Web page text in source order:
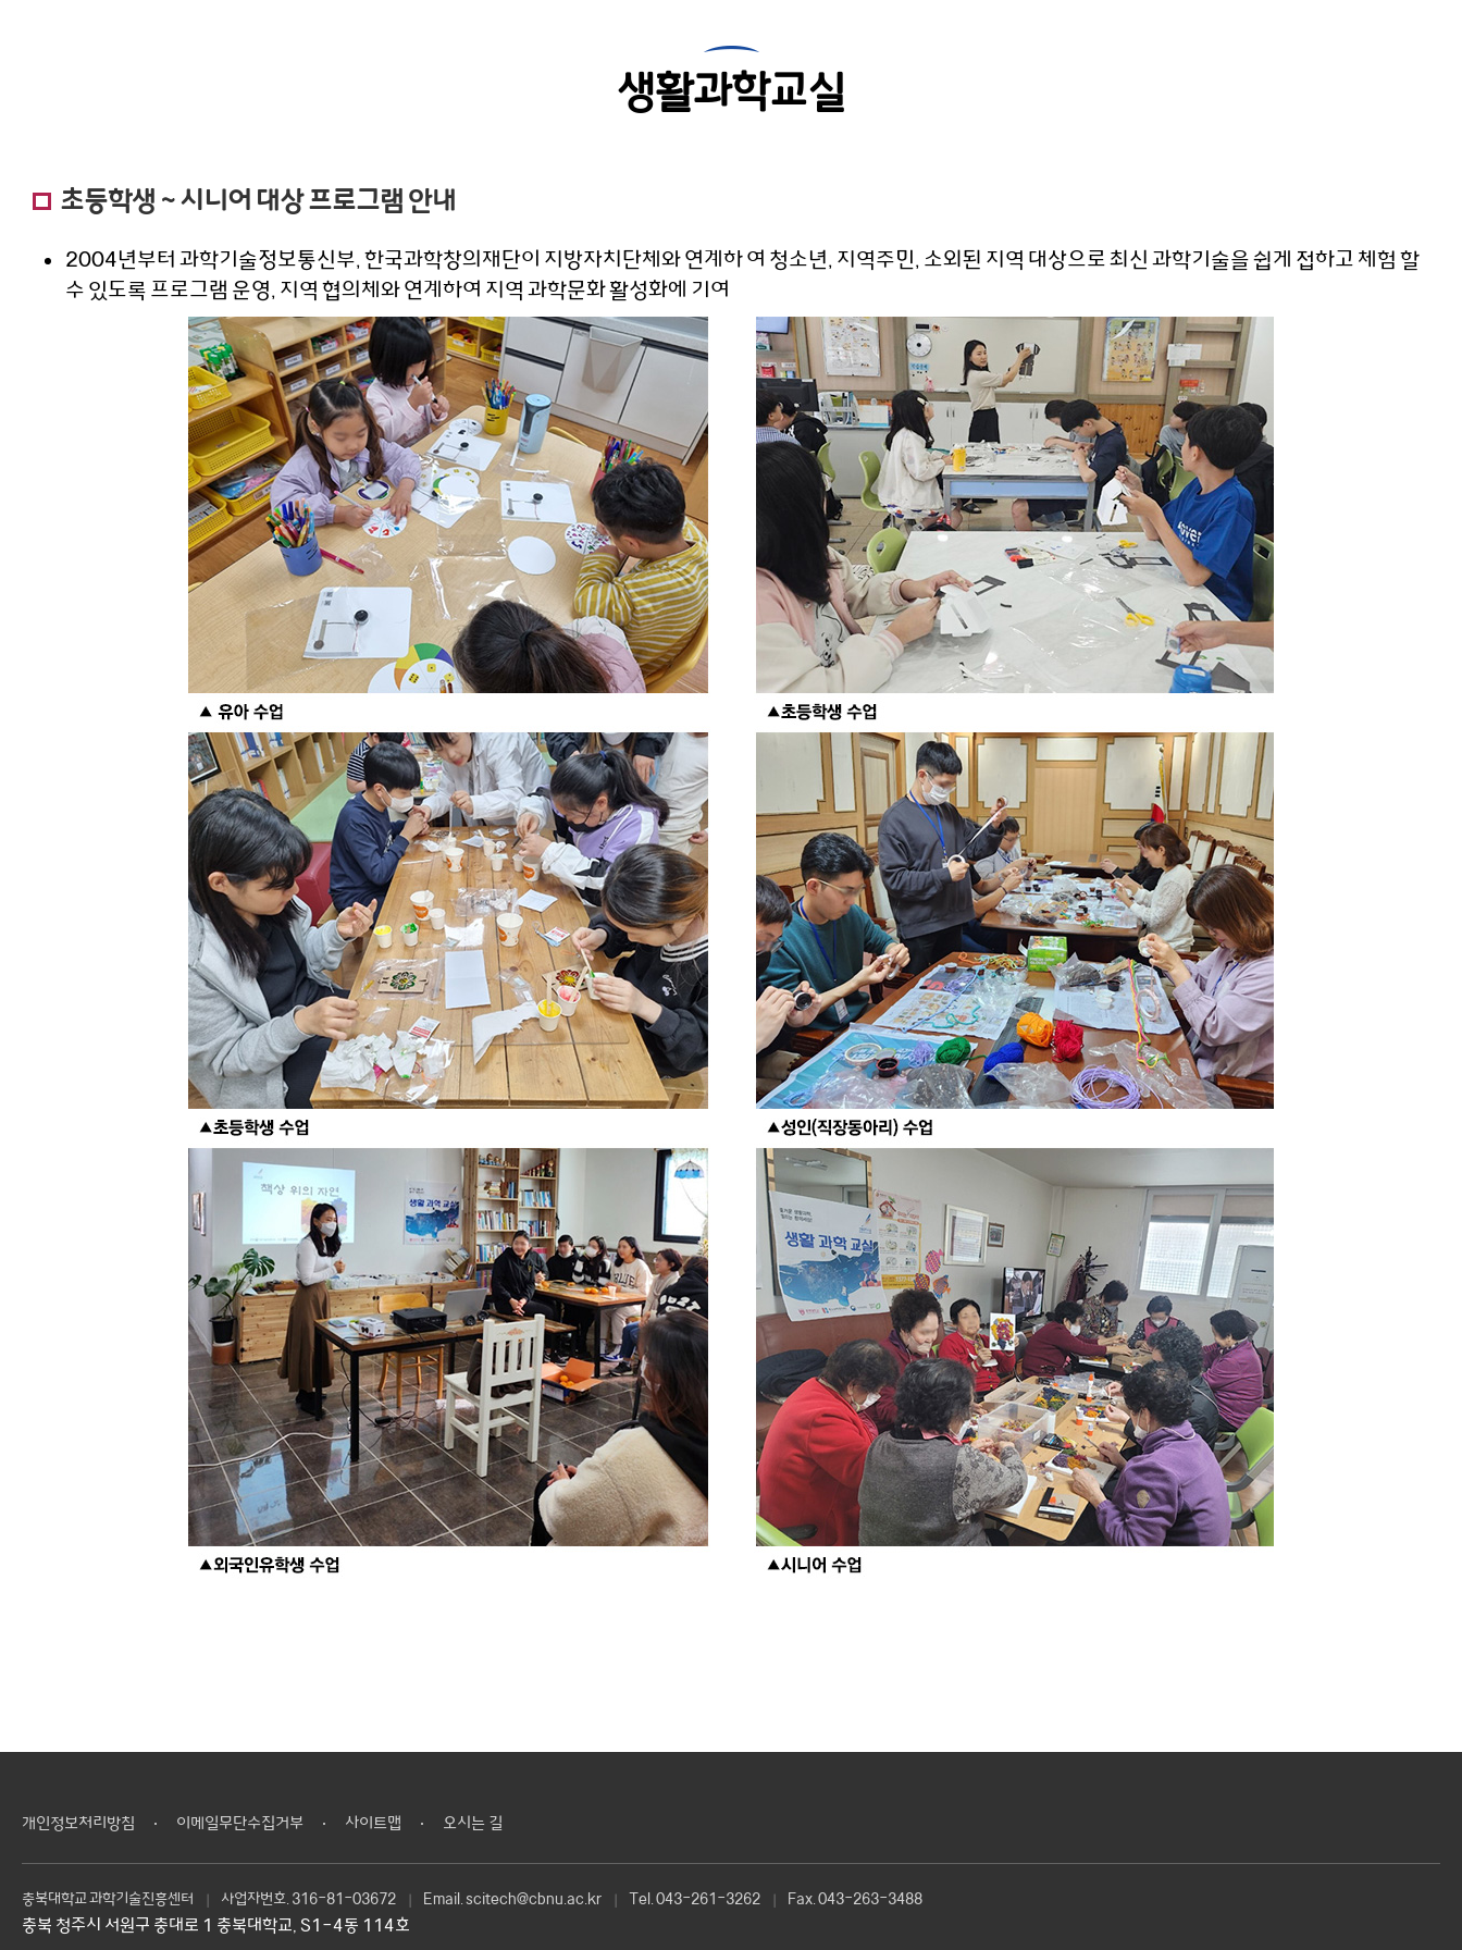
생활과학교실
초등학생 ~ 시니어 대상 프로그램 안내
2004년부터 과학기술정보통신부, 한국과학창의재단이 지방자치단체와 연계하 여 청소년, 지역주민, 소외된 지역 대상으로 최신 과학기술을 쉽게 접하고 체험 할
수 있도록 프로그램 운영, 지역 협의체와 연계하여 지역 과학문화 활성화에 기여
개인정보처리방침 이메일무단수집거부 사이트맵 오시는 길
충북대학교 과학기술진흥센터 사업자번호. 316-81-03672 Email. scitech@cbnu.ac.kr Tel. 043-261-3262 Fax. 043-263-3488
충북 청주시 서원구 충대로 1 충북대학교, S1-4동 114호